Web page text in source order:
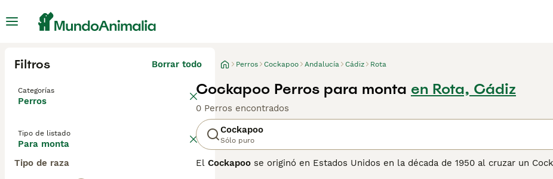
Filtros Borrar todo
Categorías
Perros
Tipo de listado
Para monta
Tipo de raza
Perros Cockapoo Andalucía Cádiz Rota
Cockapoo Perros para monta en Rota, Cádiz
0 Perros encontrados
Cockapoo
Sólo puro
El Cockapoo se originó en Estados Unidos en la década de 1950 al cruzar un